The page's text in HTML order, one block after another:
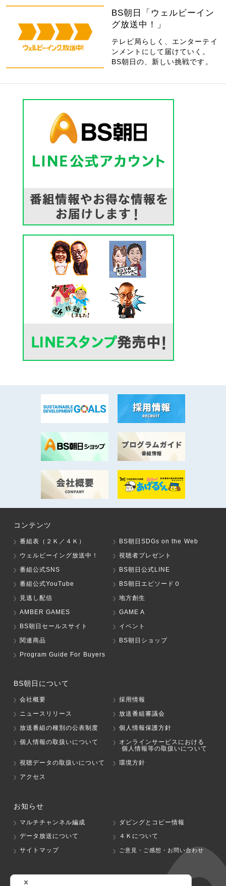
BS朝日「ウェルビーイン
グ放送中！」
テレビ局らしく、エンターテイ
ンメントにして届けていく。
BS朝日の、新しい挑戦です。
コンテンツ
番組表（２Ｋ／４Ｋ）
BS朝日SDGs on the Web
ウェルビーイング放送中！
視聴者プレゼント
番組公式SNS
BS朝日公式LINE
番組公式YouTube
BS朝日エピソード０
見逃し配信
地方創生
AMBER GAMES
GAME A
BS朝日セールスサイト
イベント
関連商品
BS朝日ショップ
Program Guide For Buyers
BS朝日について
会社概要
採用情報
ニュースリリース
放送番組審議会
放送番組の種別の公表制度
個人情報保護方針
個人情報の取扱いについて
オンラインサービスにおける
個人情報等の取扱いについて
視聴データの取扱いについて
環境方針
アクセス
お知らせ
マルチチャンネル編成
ダビングとコピー情報
データ放送について
４Ｋについて
サイトマップ
ご意見・ご感想・お問い合わせ
グループ会社